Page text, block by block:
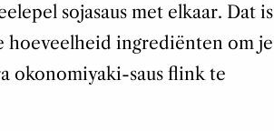
sojasaus met elkaar. Dat is
hoeveelheid ingrediënten om je
okonomiyaki-saus flink te